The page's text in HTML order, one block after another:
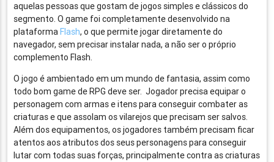
aquelas pessoas que gostam de jogos simples e clássicos do
segmento. O game foi completamente desenvolvido na
plataformaFlash, o que permite jogar diretamente do
navegador, sem precisar instalar nada, a não ser o próprio
complemento Flash.
O jogo é ambientado em um mundo de fantasia, assim como
todo bom game de RPG deve ser. Jogador precisa equipar o
personagem com armas e itens para conseguir combater as
criaturas e que assolam os vilarejos que precisam ser salvos.
Além dos equipamentos, os jogadores também precisam ficar
atentos aos atributos dos seus personagens para conseguir
lutar com todas suas forças, principalmente contra as criaturas